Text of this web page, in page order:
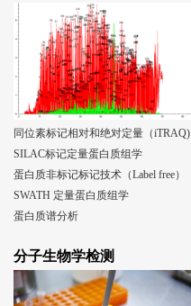
同位素标记相对和绝对定量（iTRAQ)
SILAC标记定量蛋白质组学
蛋白质非标记标记技术（Label free）
SWATH 定量蛋白质组学
蛋白质谱分析
分子生物学检测